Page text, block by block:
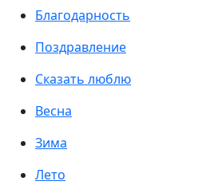
Благодарность
Поздравление
Сказать люблю
Весна
Зима
Лето